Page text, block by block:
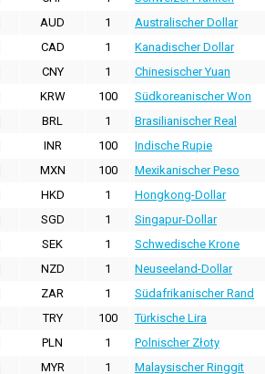
AUD
1 Australischer Dollar
CAD
1 Kanadischer Dollar
CNY
1 Chinesischer Yuan
KRW
100 Südkoreanischer Won
BRL
1 Brasilianischer Real
INR
100 Indische Rupie
MXN
100 Mexikanischer Peso
HKD
1 Hongkong-Dollar
SGD
1 Singapur-Dollar
SEK
1 Schwedische Krone
NZD
1 Neuseeland-Dollar
ZAR
1 Südafrikanischer Rand
TRY
100 Türkische Lira
PLN
1 Polnischer Złoty
MYR
1 Malaysischer Ringgit